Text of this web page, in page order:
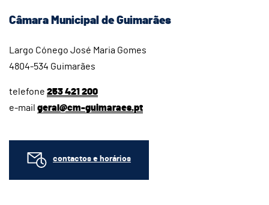
Câmara Municipal de Guimarães
Largo Cónego José Maria Gomes
4804-534 Guimarães
telefone 253 421 200
e-mail geral@cm-guimaraes.pt
contactos e horários